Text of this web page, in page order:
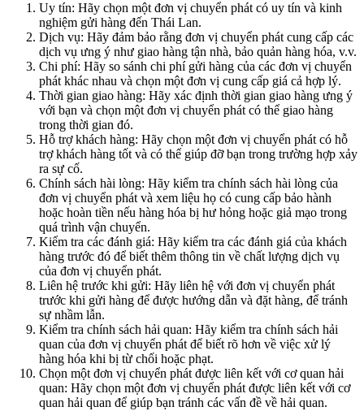
Uy tín: Hãy chọn một đơn vị chuyển phát có uy tín và kinh
nghiệm gửi hàng đến Thái Lan.
Dịch vụ: Hãy đảm bảo rằng đơn vị chuyển phát cung cấp các
dịch vụ ưng ý như giao hàng tận nhà, bảo quản hàng hóa, v.v.
Chi phí: Hãy so sánh chi phí gửi hàng của các đơn vị chuyển
phát khác nhau và chọn một đơn vị cung cấp giá cả hợp lý.
Thời gian giao hàng: Hãy xác định thời gian giao hàng ưng ý
với bạn và chọn một đơn vị chuyển phát có thể giao hàng
trong thời gian đó.
Hỗ trợ khách hàng: Hãy chọn một đơn vị chuyển phát có hỗ
trợ khách hàng tốt và có thể giúp đỡ bạn trong trường hợp xảy
ra sự cố.
Chính sách hài lòng: Hãy kiểm tra chính sách hài lòng của
đơn vị chuyển phát và xem liệu họ có cung cấp bảo hành
hoặc hoàn tiền nếu hàng hóa bị hư hỏng hoặc giả mạo trong
quá trình vận chuyển.
Kiểm tra các đánh giá: Hãy kiểm tra các đánh giá của khách
hàng trước đó để biết thêm thông tin về chất lượng dịch vụ
của đơn vị chuyển phát.
Liên hệ trước khi gửi: Hãy liên hệ với đơn vị chuyển phát
trước khi gửi hàng để được hướng dẫn và đặt hàng, để tránh
sự nhầm lẫn.
Kiểm tra chính sách hải quan: Hãy kiểm tra chính sách hải
quan của đơn vị chuyển phát để biết rõ hơn về việc xử lý
hàng hóa khi bị từ chối hoặc phạt.
Chọn một đơn vị chuyển phát được liên kết với cơ quan hải
quan: Hãy chọn một đơn vị chuyển phát được liên kết với cơ
quan hải quan để giúp bạn tránh các vấn đề về hải quan.